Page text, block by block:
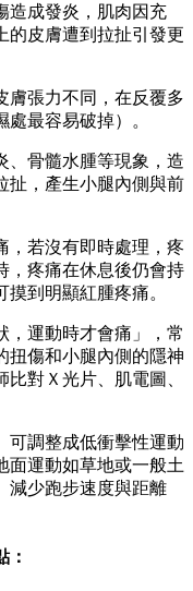
造成發炎，肌肉因充
的皮膚遭到拉扯引發更
膚張力不同，在反覆多
最容易破掉）。
、骨髓水腫等現象，造
扯，產生小腿內側與前
，若沒有即時處理，疼
，疼痛在休息後仍會持
到明顯紅腫疼痛。
，運動時才會痛」，常
扭傷和小腿內側的隱神
對Ｘ光片、肌電圖、
可調整成低衝擊性運動
面運動如草地或一般土
減少跑步速度與距離
：